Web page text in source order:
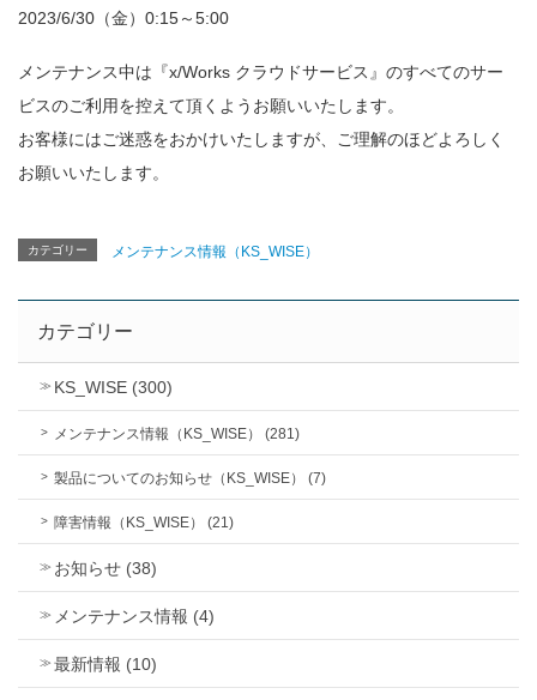
2023/6/30（金）0:15～5:00
メンテナンス中は『x/Works クラウドサービス』のすべてのサー
ビスのご利用を控えて頂くようお願いいたします。
お客様にはご迷惑をおかけいたしますが、ご理解のほどよろしく
お願いいたします。
カテゴリー メンテナンス情報（KS_WISE）
カテゴリー
KS_WISE (300)
メンテナンス情報（KS_WISE） (281)
製品についてのお知らせ（KS_WISE） (7)
障害情報（KS_WISE） (21)
お知らせ (38)
メンテナンス情報 (4)
最新情報 (10)